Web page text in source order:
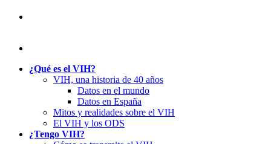
¿Qué es el VIH?
VIH, una historia de 40 años
Datos en el mundo
Datos en España
Mitos y realidades sobre el VIH
El VIH y los ODS
¿Tengo VIH?